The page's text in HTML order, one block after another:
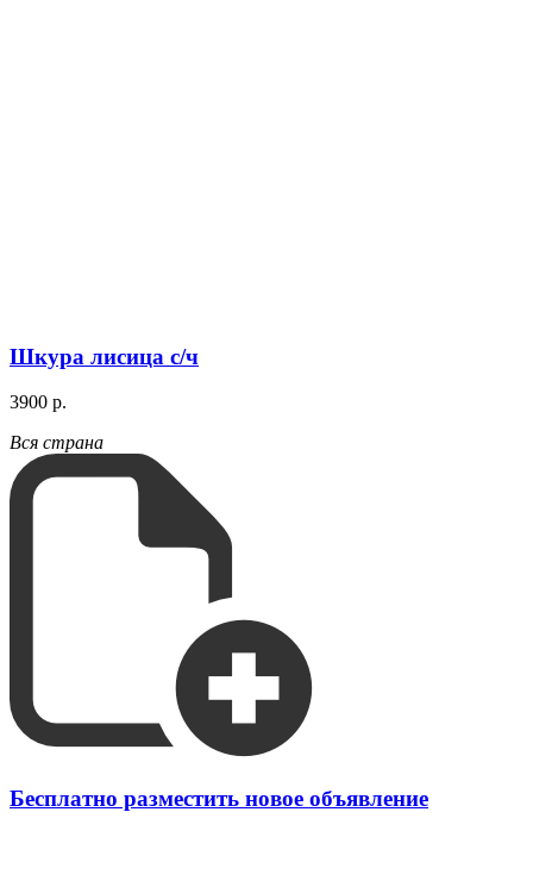
Шкура лисица с/ч
3900 р.
Вся страна
Бесплатно разместить новое объявление